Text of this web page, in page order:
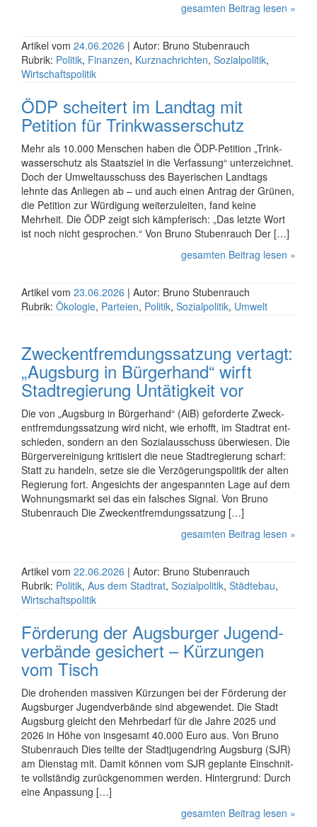
gesamten Beitrag lesen »
Artikel vom 24.06.2026 | Autor: Bruno Stubenrauch
Rubrik: Politik, Finanzen, Kurznachrichten, Sozialpolitik,
Wirtschaftspolitik
ÖDP scheitert im Landtag mit
Petition für Trink­wasser­schutz
Mehr als 10.000 Menschen haben die ÖDP-Petition „Trink­
wasser­schutz als Staatsziel in die Ver­fassung“ unter­zeichnet.
Doch der Umwelt­aus­schuss des Bayer­ischen Landtags
lehnte das An­lie­gen ab – und auch einen Antrag der Grünen,
die Petition zur Wür­di­gung weiter­zu­leiten, fand keine
Mehrheit. Die ÖDP zeigt sich kämpferisch: „Das letzte Wort
ist noch nicht ge­sprochen.“ Von Bruno Stubenrauch Der […]
gesamten Beitrag lesen »
Artikel vom 23.06.2026 | Autor: Bruno Stubenrauch
Rubrik: Ökologie, Parteien, Politik, Sozialpolitik, Umwelt
Zweckentfremdungssatzung vertagt:
„Augsburg in Bürgerhand“ wirft
Stadtregierung Untätigkeit vor
Die von „Augs­burg in Bürger­hand“ (AiB) ge­forderte Zweck­
ent­frem­dungs­satzung wird nicht, wie er­hofft, im Stadt­rat ent­
schie­den, son­dern an den Sozial­aus­schuss über­wie­sen. Die
Bürger­ver­ei­ni­gung kri­ti­siert die neue Stadt­re­gie­rung scharf:
Statt zu han­deln, setze sie die Ver­zö­ge­rungs­poli­tik der alten
Re­gie­rung fort. An­ge­sichts der an­ge­spann­ten Lage auf dem
Woh­nungs­markt sei das ein fal­sches Signal. Von Bruno
Stubenrauch Die Zweck­ent­frem­dungs­satzung […]
gesamten Beitrag lesen »
Artikel vom 22.06.2026 | Autor: Bruno Stubenrauch
Rubrik: Politik, Aus dem Stadtrat, Sozialpolitik, Städtebau,
Wirtschaftspolitik
Förderung der Augsburger Jugend­
verbände gesichert – Kürzungen
vom Tisch
Die drohenden massiven Kürzungen bei der Förde­rung der
Augs­burger Jugend­verbände sind abgewendet. Die Stadt
Augsburg gleicht den Mehrbedarf für die Jahre 2025 und
2026 in Höhe von insgesamt 40.000 Euro aus. Von Bruno
Stubenrauch Dies teilte der Stadt­jugend­ring Augs­burg (SJR)
am Diens­tag mit. Damit können vom SJR ge­plan­te Ein­schnit­
te voll­stän­dig zurück­ge­nommen werden. Hinter­grund: Durch
eine An­pas­sung […]
gesamten Beitrag lesen »